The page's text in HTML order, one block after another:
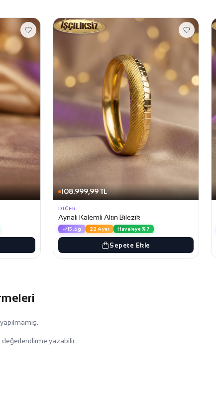
108.999,99 TL
DIĞER
Aynalı Kalemli Altın Bilezik
15.6g 22 Ayar Havaleye %7
Sepete Ekle
yazabilir.